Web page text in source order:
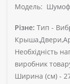
Модель:
Різне: Тип -
Необхідність
виробник
Ширина (см) -